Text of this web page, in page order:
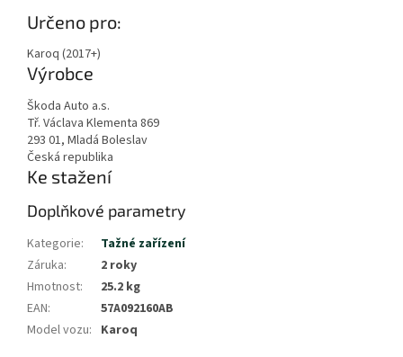
méně
Určeno pro:
Karoq (2017+)
Výrobce
Škoda Auto a.s.
Tř. Václava Klementa 869
293 01, Mladá Boleslav
Česká republika
Ke stažení
Doplňkové parametry
Kategorie:
Tažné zařízení
Záruka:
2 roky
Hmotnost:
25.2 kg
EAN:
57A092160AB
Model vozu: Karoq